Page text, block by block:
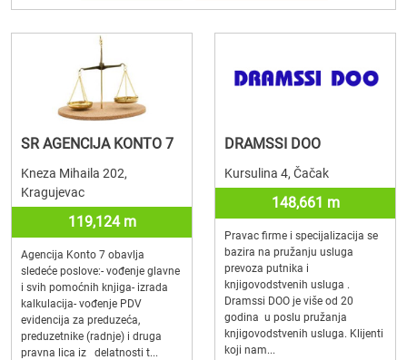
SR AGENCIJA KONTO 7
Kneza Mihaila 202,
Kragujevac
119,124 m
Agencija Konto 7 obavlja
sledeće poslove:- vođenje glavne
i svih pomoćnih knjiga- izrada
kalkulacija- vođenje PDV
evidencija za preduzeća,
preduzetnike (radnje) i druga
pravna lica iz delatnosti t...
DRAMSSI DOO
Kursulina 4, Čačak
148,661 m
Pravac firme i specijalizacija se
bazira na pružanju usluga
prevoza putnika i
knjigovodstvenih usluga .
Dramssi DOO je više od 20
godina u poslu pružanja
knjigovodstvenih usluga. Klijenti
koji nam...